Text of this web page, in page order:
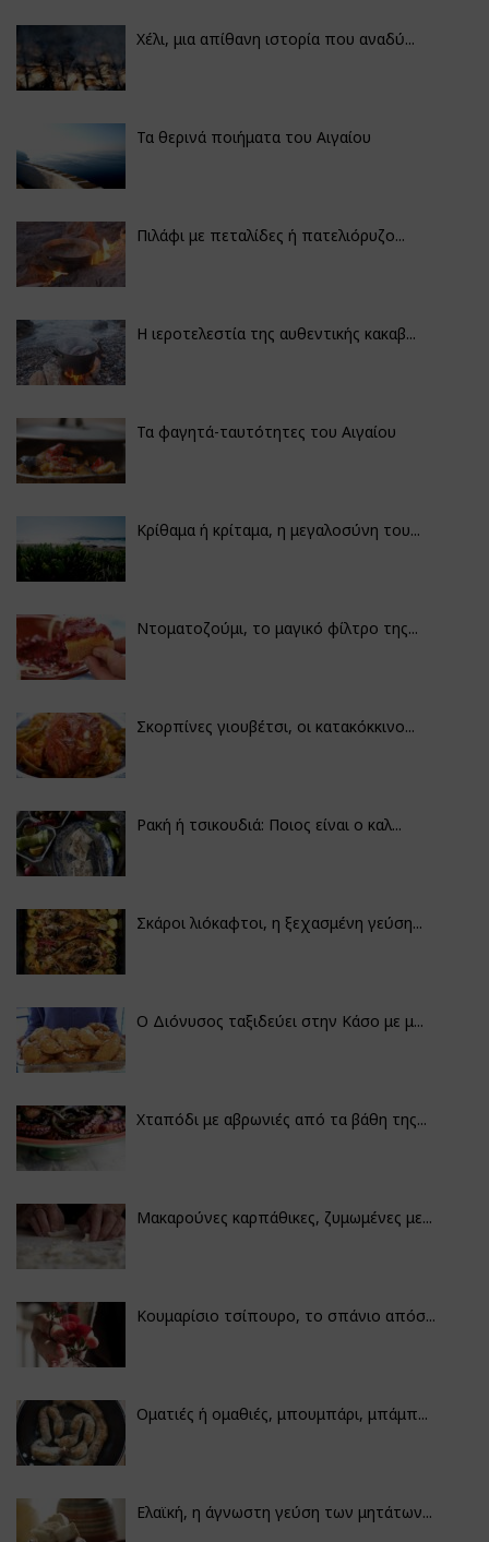
Χέλι, μια απίθανη ιστορία που αναδύ...
Τα θερινά ποιήματα του Αιγαίου
Πιλάφι με πεταλίδες ή πατελιόρυζο...
Η ιεροτελεστία της αυθεντικής κακαβ...
Τα φαγητά-ταυτότητες του Αιγαίου
Κρίθαμα ή κρίταμα, η μεγαλοσύνη του...
Ντοματοζούμι, το μαγικό φίλτρο της...
Σκορπίνες γιουβέτσι, οι κατακόκκινο...
Ρακή ή τσικουδιά: Ποιος είναι ο καλ...
Σκάροι λιόκαφτοι, η ξεχασμένη γεύση...
Ο Διόνυσος ταξιδεύει στην Κάσο με μ...
Χταπόδι με αβρωνιές από τα βάθη της...
Μακαρούνες καρπάθικες, ζυμωμένες με...
Κουμαρίσιο τσίπουρο, το σπάνιο απόσ...
Οματιές ή ομαθιές, μπουμπάρι, μπάμπ...
Ελαϊκή, η άγνωστη γεύση των μητάτων...